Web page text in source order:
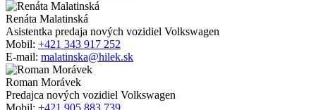
Renáta Malatinská
Asistentka predaja nových vozidiel Volkswagen
Mobil: +421 343 917 252
E-mail: malatinska@hilek.sk
Roman Morávek
Predajca nových vozidiel Volkswagen
Mobil: +421 905 883 739